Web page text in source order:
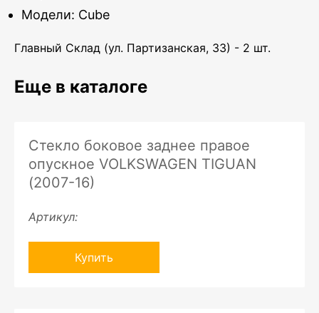
Модели: Cube
Главный Склад (ул. Партизанская, 33) - 2 шт.
Еще в каталоге
Стекло боковое заднее правое
опускное VOLKSWAGEN TIGUAN
(2007-16)
Артикул:
Купить